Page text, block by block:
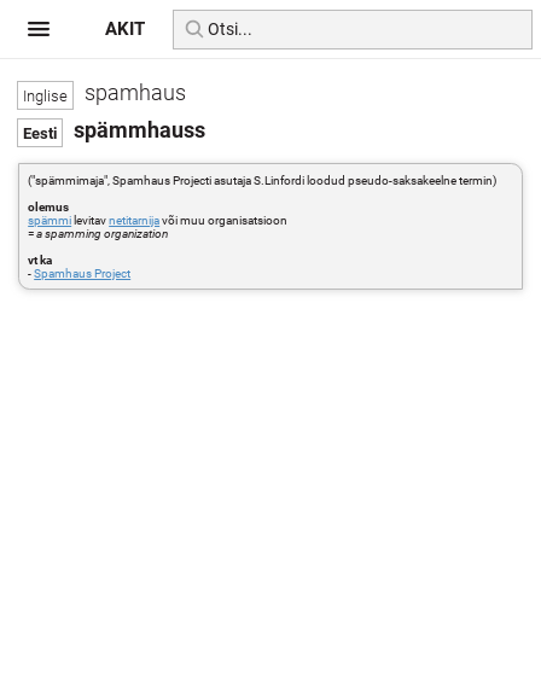
spamhaus
spämmhauss
("spämmimaja", Spamhaus Projecti asutaja S.Linfordi loodud pseudo-saksakeelne termin)
olemus
spämmi levitavnetitarnijavõi muu organisatsioon
=a spamming organization
vt ka
-Spamhaus Project
AKIT